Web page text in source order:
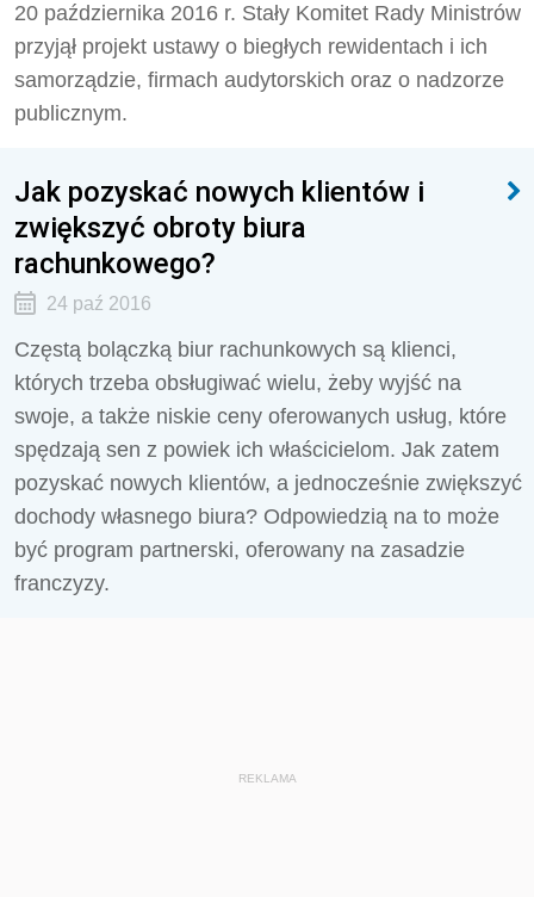
20 października 2016 r. Stały Komitet Rady Ministrów
przyjął projekt ustawy o biegłych rewidentach i ich
samorządzie, firmach audytorskich oraz o nadzorze
publicznym.
Jak pozyskać nowych klientów i
zwiększyć obroty biura
rachunkowego?
24 paź 2016
Częstą bolączką biur rachunkowych są klienci,
których trzeba obsługiwać wielu, żeby wyjść na
swoje, a także niskie ceny oferowanych usług, które
spędzają sen z powiek ich właścicielom. Jak zatem
pozyskać nowych klientów, a jednocześnie zwiększyć
dochody własnego biura? Odpowiedzią na to może
być program partnerski, oferowany na zasadzie
franczyzy.
REKLAMA